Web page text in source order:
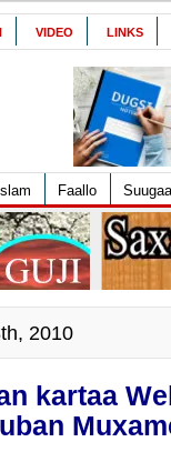
VIDEO LINKS
Islam Faallo
2010
kartaa